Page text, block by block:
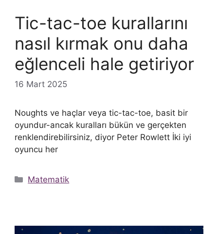
Tic-tac-toe kurallarını
nasıl kırmak onu daha
eğlenceli hale getiriyor
16 Mart 2025
Noughts ve haçlar veya tic-tac-toe, basit bir
oyundur-ancak kuralları bükün ve gerçekten
renklendirebilirsiniz, diyor Peter Rowlett İki iyi
oyuncu her
Kategoriler
Matematik